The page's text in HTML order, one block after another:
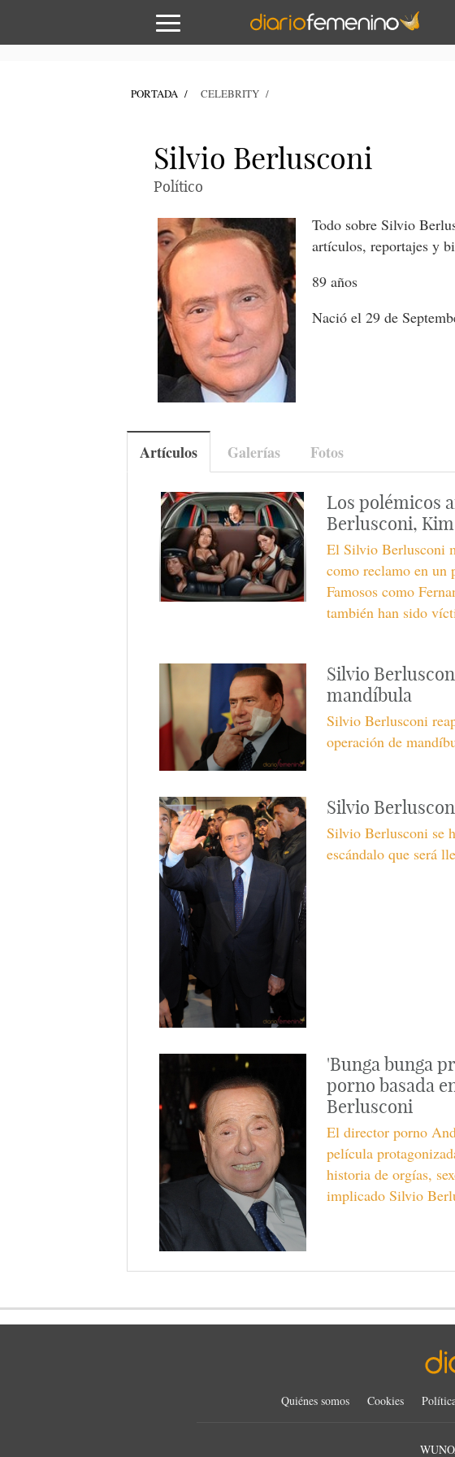
PORTADA CELEBRITY
Silvio Berlusconi
Político
Todo sobre Silvio
artículos, reportajes y
89 años
Nació el 29 de
Artículos Galerías Fotos
Los polémicos
Berlusconi,
El Silvio Berlusconi
como reclamo en un
Famosos como
también han sido
Silvio
mandíbula
Silvio Berlusconi
operación de
Silvio
Silvio Berlusconi se
escándalo que será
'Bunga bunga
porno basada
Berlusconi
El director porno
película
historia de orgías,
implicado Silvio
Quiénes somos Cookies